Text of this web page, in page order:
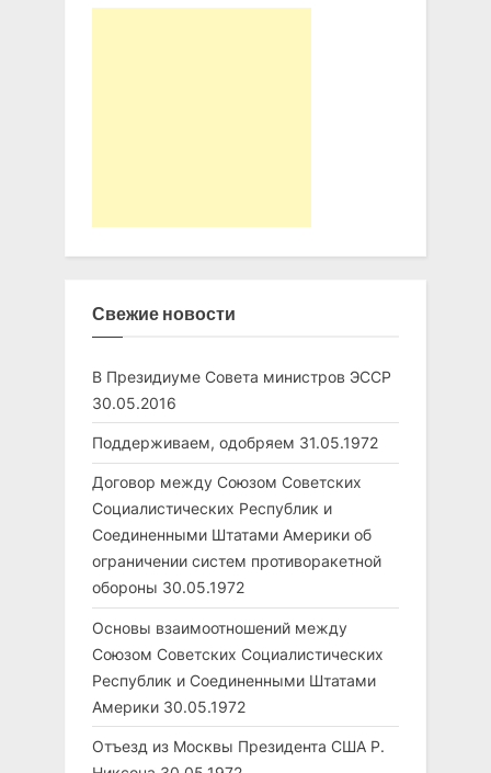
Свежие новости
В Президиуме Совета министров ЭССР
30.05.2016
Поддерживаем, одобряем 31.05.1972
Договор между Союзом Советских
Социалистических Республик и
Соединенными Штатами Америки об
ограничении систем противоракетной
обороны 30.05.1972
Основы взаимоотношений между
Союзом Советских Социалистических
Республик и Соединенными Штатами
Америки 30.05.1972
Отъезд из Москвы Президента США Р.